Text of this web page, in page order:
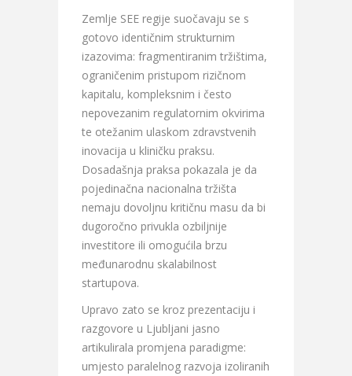
Zemlje SEE regije suočavaju se s
gotovo identičnim strukturnim
izazovima: fragmentiranim tržištima,
ograničenim pristupom rizičnom
kapitalu, kompleksnim i često
nepovezanim regulatornim okvirima
te otežanim ulaskom zdravstvenih
inovacija u kliničku praksu.
Dosadašnja praksa pokazala je da
pojedinačna nacionalna tržišta
nemaju dovoljnu kritičnu masu da bi
dugoročno privukla ozbiljnije
investitore ili omogućila brzu
međunarodnu skalabilnost
startupova.
Upravo zato se kroz prezentaciju i
razgovore u Ljubljani jasno
artikulirala promjena paradigme:
umjesto paralelnog razvoja izoliranih